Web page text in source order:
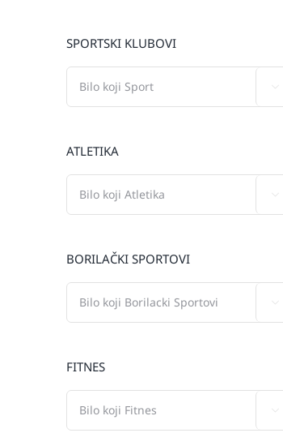
SPORTSKI KLUBOVI
ATLETIKA
BORILAČKI SPORTOVI
FITNES